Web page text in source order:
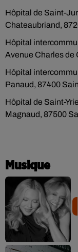
Hôpital de Saint-
Chateaubriand,
Hôpital
Avenue Charles de
Hôpital
Panaud, 87400
Hôpital de Saint-
Magnaud, 87500
Musique